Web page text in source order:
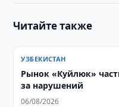
Читайте также
УЗБЕКИСТАН
Рынок «Куйлюк»
за нарушений
06/08/2026